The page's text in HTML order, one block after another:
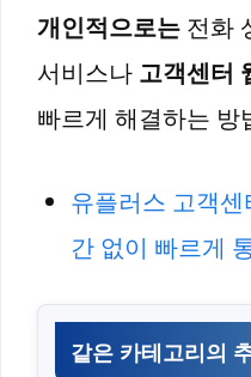
개인적으로는 전화
서비스나 고객센터
빠르게 해결하는 방
유플러스 고객
간 없이 빠르게
같은 카테고리의